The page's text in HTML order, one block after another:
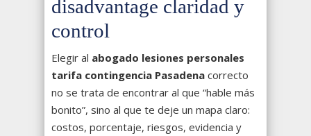
disadvantage claridad y
control
Elegir al abogado lesiones personales
tarifa contingencia Pasadena correcto
no se trata de encontrar al que “hable más
bonito”, sino al que te deje un mapa claro:
costos, porcentaje, riesgos, evidencia y